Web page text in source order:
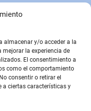
almacenar y/o acceder a la
la experiencia de
El consentimiento a
como el comportamiento
consentir o retirar el
a ciertas características y